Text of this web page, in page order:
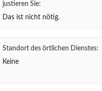
justieren Sie:
Das ist nicht nötig.
Standort des örtlichen Dienstes:
Keine